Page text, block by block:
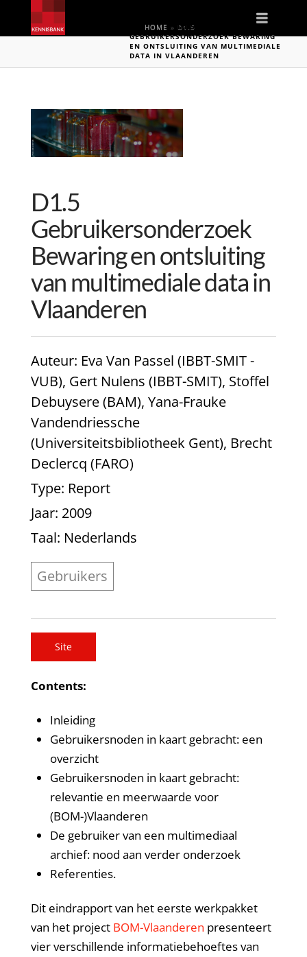
HOME » D1.5
GEBRUIKERSONDERZOEK BEWARING
EN ONTSLUITING VAN MULTIMEDIALE
DATA IN VLAANDEREN
D1.5
Gebruikersonderzoek
Bewaring en ontsluiting
van multimediale data in
Vlaanderen
Auteur: Eva Van Passel (IBBT-SMIT -
VUB), Gert Nulens (IBBT-SMIT), Stoffel
Debuysere (BAM), Yana-Frauke
Vandendriessche
(Universiteitsbibliotheek Gent), Brecht
Declercq (FARO)
Type: Report
Jaar: 2009
Taal: Nederlands
Gebruikers
Site
Contents:
Inleiding
Gebruikersnoden in kaart gebracht: een
overzicht
Gebruikersnoden in kaart gebracht:
relevantie en meerwaarde voor
(BOM-)Vlaanderen
De gebruiker van een multimediaal
archief: nood aan verder onderzoek
Referenties.
Dit eindrapport van het eerste werkpakket
van het project BOM-Vlaanderen presenteert
vier verschillende informatiebehoeftes van